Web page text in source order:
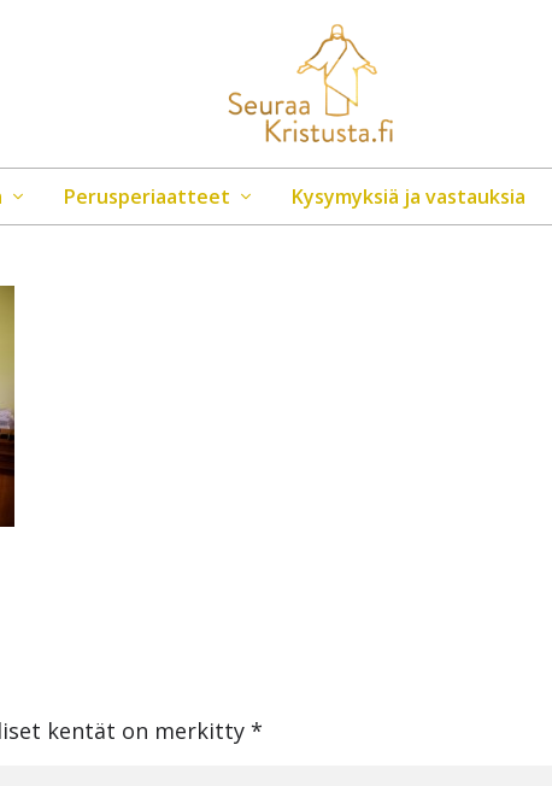
Perusperiaatteet Kysymyksiä ja vastauksia
kentät on merkitty*